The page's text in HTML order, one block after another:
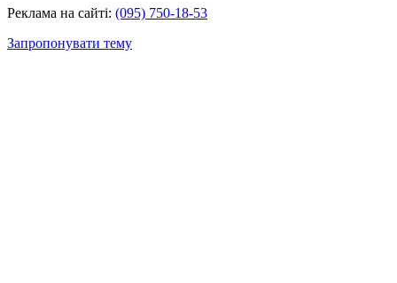
Реклама на сайті: (095) 750-18-53
Запропонувати тему